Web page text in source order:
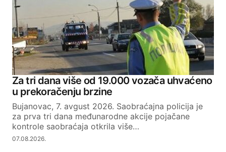
Za tri dana više od 19.000 vozača uhvaćeno
u prekoračenju brzine
Bujanovac, 7. avgust 2026. Saobraćajna policija je
za prva tri dana međunarodne akcije pojačane
kontrole saobraćaja otkrila više…
07.08.2026.